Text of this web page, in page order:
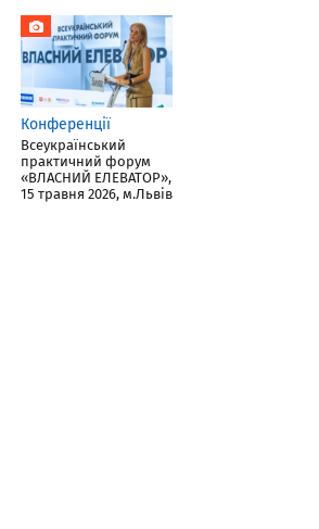
Конференції
Всеукраїнський
практичний форум
«ВЛАСНИЙ ЕЛЕВАТОР»,
15 травня 2026, м.Львів